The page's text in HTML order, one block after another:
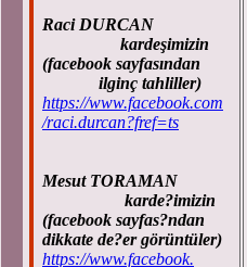
Raci DURCAN
kardeşimizin
(facebook sayfasından
ilginç tahliller)
https://www.facebook.com
/raci.durcan?fref=ts
Mesut TORAMAN
karde?imizin
(facebook sayfas?ndan
dikkate de?er görüntüler)
https://www.facebook.